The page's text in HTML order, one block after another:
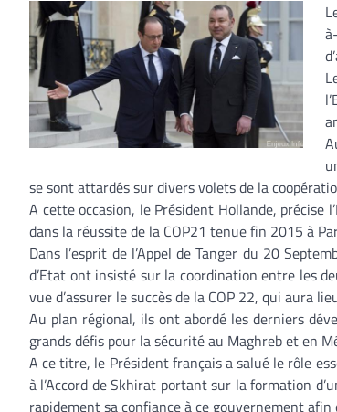
se sont attardés sur divers volets de la
A cette occasion, le Président Hollande, précise
dans la réussite de la COP21 tenue fin 2015 à
Dans l’esprit de l’Appel de Tanger du 20
d’Etat ont insisté sur la coordination entre les
vue d’assurer le succès de la COP 22, qui aura
Au plan régional, ils ont abordé les derniers
grands défis pour la sécurité au Maghreb et en
A ce titre, le Président français a salué le rôle
à l’Accord de Skhirat portant sur la formation
rapidement sa confiance à ce gouvernement